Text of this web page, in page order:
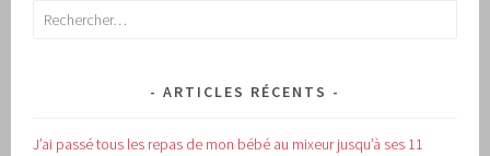
Rechercher :
ARTICLES RÉCENTS
J’ai passé tous les repas de mon bébé au mixeur jusqu’à ses 11